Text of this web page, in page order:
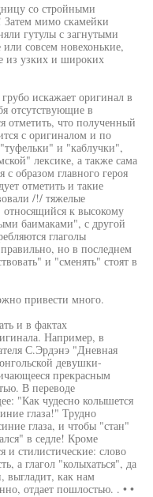
со стройными
мимо скамейки
гутулы с загнутыми
совсем новехонькие,
из узких и широких
искажает оригинал в
отсутствующие в
отметить, что полученный
с оригиналом и по
и "каблучки",
лексике, а также сама
образом главного героя
отметить и такие
/!/ тяжелые
к высокому
баимаками", с другой
глаголы
но в последнем
и "сменять" стоят в
привести много.
и в фактах
Например, в
С.Эрдэнэ "Дневная
девушки-
прекрасным
В переводе
"Как чудесно колышется
глаза!" Трудно
глаза, и чтобы "стан"
в седле! Кроме
и стилистические: слово
а глагол "колыхаться", да
выгладит, как нам
отдает пошлостью. . • •